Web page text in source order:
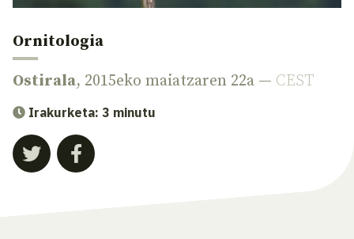
Ornitologia
Ostirala, 2015eko maiatzaren 22a — CEST
Irakurketa: 3 minutu